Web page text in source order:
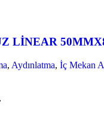
LİNEAR
, Aydınlatma, İç Mekan